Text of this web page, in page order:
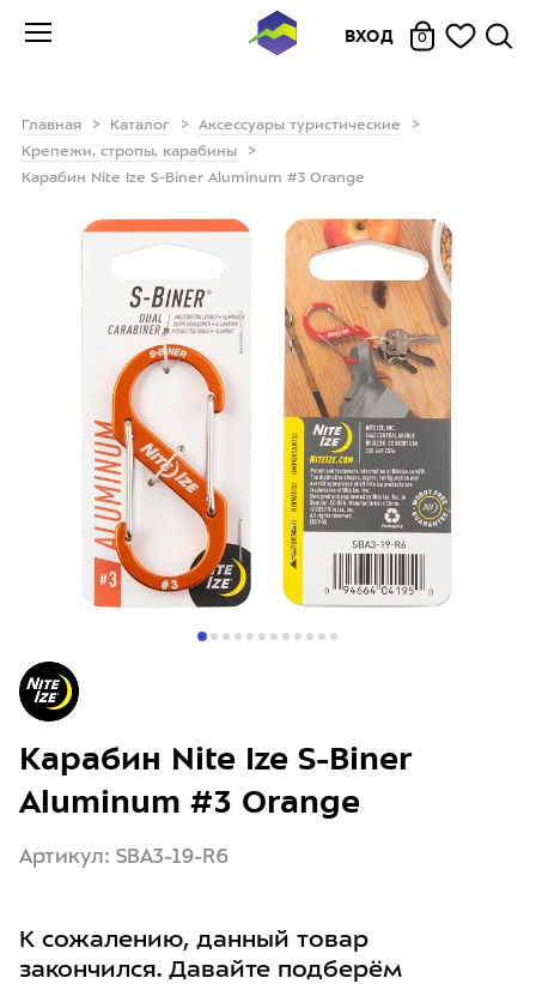
ВХОД 0
Главная Каталог
Аксессуары туристические
Крепежи, стропы, карабины
Карабин Nite Ize S-Biner Aluminum #3 Orange
Карабин Nite Ize S-Biner
Aluminum #3 Orange
Артикул: SBA3-19-R6
К сожалению, данный товар
закончился. Давайте подберём